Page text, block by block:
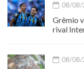
08/08/
Grêmio
rival
08/08/